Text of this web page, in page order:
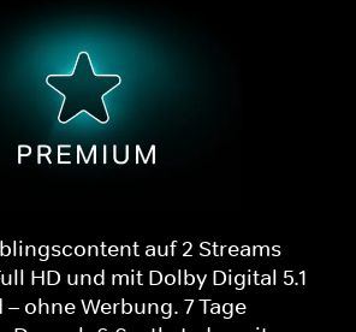
auf 2 Streams
HD und mit Dolby Digital 5.1
ohne Werbung. 7 Tage